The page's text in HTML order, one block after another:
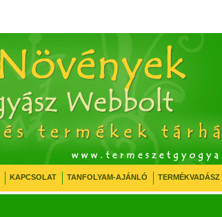
KAPCSOLAT TANFOLYAM-AJÁNLÓ TERMÉKVADÁSZ